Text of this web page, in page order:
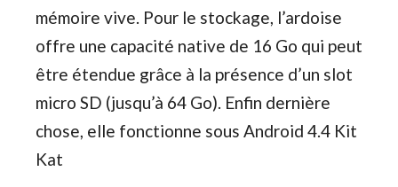
mémoire vive. Pour le stockage, l’ardoise
offre une capacité native de 16 Go qui peut
être étendue grâce à la présence d’un slot
micro SD (jusqu’à 64 Go). Enfin dernière
chose, elle fonctionne sous Android 4.4 Kit
Kat